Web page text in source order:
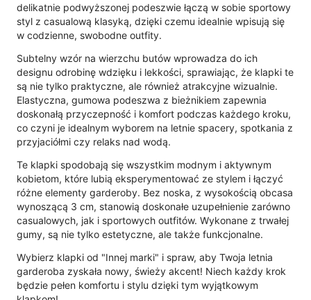
delikatnie podwyższonej podeszwie łączą w sobie sportowy
styl z casualową klasyką, dzięki czemu idealnie wpisują się
w codzienne, swobodne outfity.
Subtelny wzór na wierzchu butów wprowadza do ich
designu odrobinę wdzięku i lekkości, sprawiając, że klapki te
są nie tylko praktyczne, ale również atrakcyjne wizualnie.
Elastyczna, gumowa podeszwa z bieżnikiem zapewnia
doskonałą przyczepność i komfort podczas każdego kroku,
co czyni je idealnym wyborem na letnie spacery, spotkania z
przyjaciółmi czy relaks nad wodą.
Te klapki spodobają się wszystkim modnym i aktywnym
kobietom, które lubią eksperymentować ze stylem i łączyć
różne elementy garderoby. Bez noska, z wysokością obcasa
wynoszącą 3 cm, stanowią doskonałe uzupełnienie zarówno
casualowych, jak i sportowych outfitów. Wykonane z trwałej
gumy, są nie tylko estetyczne, ale także funkcjonalne.
Wybierz klapki od "Innej marki" i spraw, aby Twoja letnia
garderoba zyskała nowy, świeży akcent! Niech każdy krok
będzie pełen komfortu i stylu dzięki tym wyjątkowym